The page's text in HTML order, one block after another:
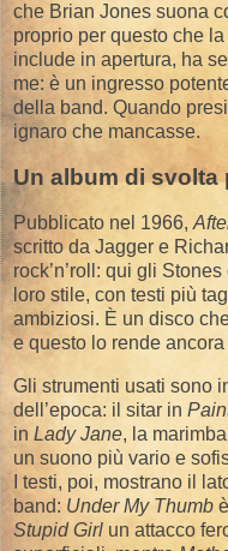
che Brian Jones suona
proprio per questo che
include in apertura, ha
me: è un ingresso
della band. Quando
ignaro che mancasse.
Un album di svolta
Pubblicato nel 1966,
scritto da Jagger e
rock’n’roll: qui gli
loro stile, con testi più
ambiziosi. È un disco
e questo lo rende
Gli strumenti usati sono
dell’epoca: il sitar in
in Lady Jane, la
un suono più vario e
I testi, poi, mostrano il
band: Under My Thumb
Stupid Girl un attacco